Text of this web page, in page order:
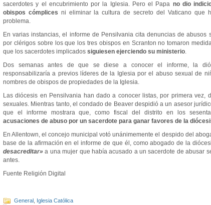
sacerdotes y el encubrimiento por la Iglesia. Pero el Papa no dio
obispos cómplices ni eliminar la cultura de secreto del Vaticano que
problema.
En varias instancias, el informe de Pensilvania cita denuncias de abusos
por clérigos sobre los que los tres obispos en Scranton no tomaron
que los sacerdotes implicados siguiesen ejerciendo su ministerio.
Dos semanas antes de que se diese a conocer el informe, la
responsabilizaría a previos líderes de la Iglesia por el abuso sexual de
nombres de obispos de propiedades de la Iglesia.
Las diócesis en Pensilvania han dado a conocer listas, por primera vez,
sexuales. Mientras tanto, el condado de Beaver despidió a un asesor
que el informe mostrara que, como fiscal del distrito en los
acusaciones de abuso por un sacerdote para ganar favores de la
En Allentown, el concejo municipal votó unánimemente el despido del
base de la afirmación en el informe de que él, como abogado de la
desacreditar» a una mujer que había acusado a un sacerdote de abusar
antes.
Fuente Religión Digital
General Iglesia Católica